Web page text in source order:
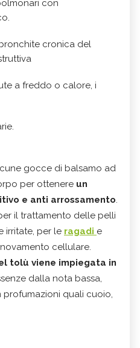
con
cronica del
a freddo o calore, i
gocce di balsamo ad
per ottenere un
e anti arrossamento.
il trattamento delle pelli
irritate, per le ragadi e
cellulare.
tolù viene impiegata in
dalla nota bassa,
profumazioni quali cuoio,